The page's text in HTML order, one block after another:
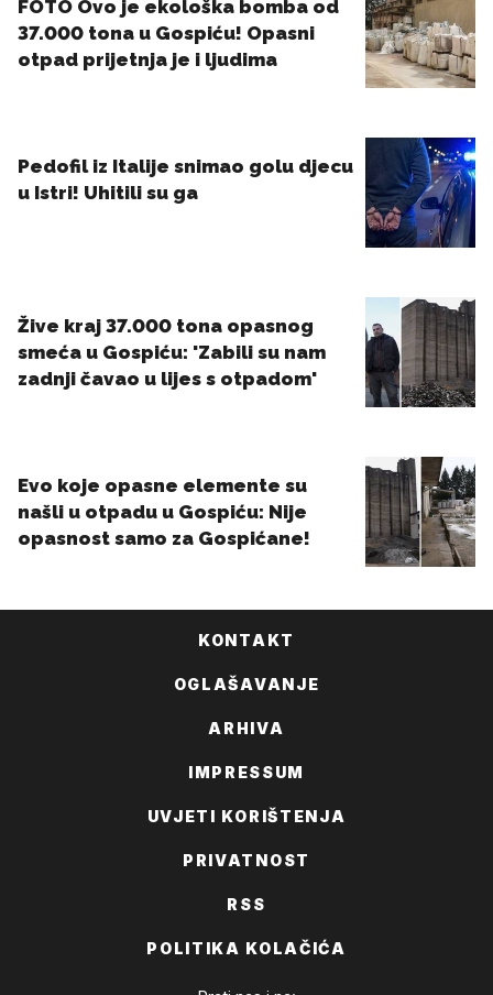
KONTAKT
OGLAŠAVANJE
ARHIVA
IMPRESSUM
UVJETI KORIŠTENJA
PRIVATNOST
RSS
POLITIKA KOLAČIĆA